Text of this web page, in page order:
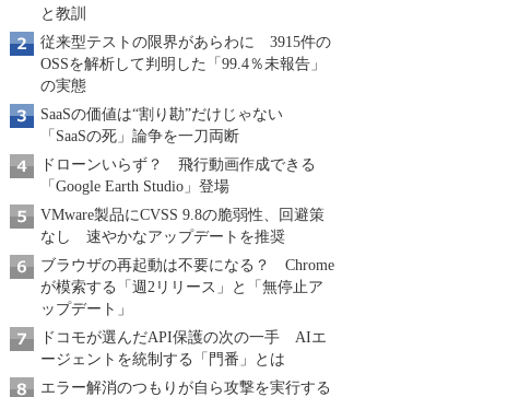
と教訓
従来型テストの限界があらわに 3915件の
OSSを解析して判明した「99.4％未報告」
の実態
SaaSの価値は“割り勘”だけじゃない
「SaaSの死」論争を一刀両断
ドローンいらず？ 飛行動画作成できる
「Google Earth Studio」登場
VMware製品にCVSS 9.8の脆弱性、回避策
なし 速やかなアップデートを推奨
ブラウザの再起動は不要になる？ Chrome
が模索する「週2リリース」と「無停止ア
ップデート」
ドコモが選んだAPI保護の次の一手 AIエ
ージェントを統制する「門番」とは
エラー解消のつもりが自ら攻撃を実行する